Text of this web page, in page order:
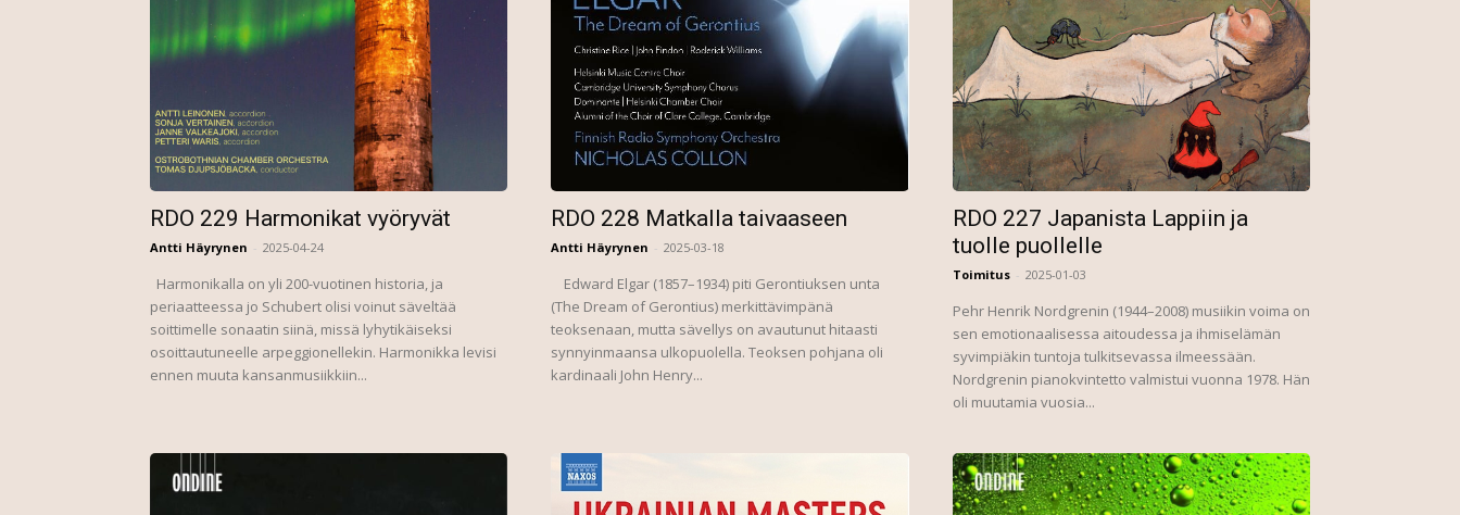
RDO 229 Harmonikat vyöryvät
Antti Häyrynen - 2025-04-24
Harmonikalla on yli 200-vuotinen historia, ja
periaatteessa jo Schubert olisi voinut säveltää
soittimelle sonaatin siinä, missä lyhytikäiseksi
osoittautuneelle arpeggionellekin. Harmonikka levisi
ennen muuta kansanmusiikkiin...
RDO 228 Matkalla taivaaseen
Antti Häyrynen - 2025-03-18
(The Dream of Gerontius) merkittävimpänä
teoksenaan, mutta sävellys on avautunut hitaasti
synnyinmaansa ulkopuolella. Teoksen pohjana oli
kardinaali John Henry...
RDO 227 Japanista Lappiin ja
tuolle puollelle
Toimitus - 2025-01-03
Pehr Henrik Nordgrenin (1944–2008) musiikin voima on
sen emotionaalisessa aitoudessa ja ihmiselämän
syvimpiäkin tuntoja tulkitsevassa ilmeessään.
Nordgrenin pianokvintetto valmistui vuonna 1978. Hän
oli muutamia vuosia...